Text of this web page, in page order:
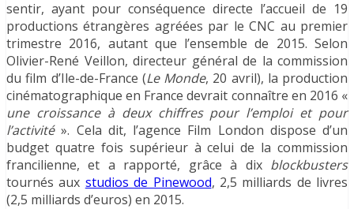
sentir, ayant pour conséquence directe l’accueil de 19
productions étrangères agréées par le CNC au premier
trimestre 2016, autant que l’ensemble de 2015. Selon
Olivier-René Veillon, directeur général de la commission
du film d’Ile-de-France (Le Monde, 20 avril), la production
cinématographique en France devrait connaître en 2016 «
une croissance à deux chiffres pour l’emploi et pour
l’activité». Cela dit, l’agence Film London dispose d’un
budget quatre fois supérieur à celui de la commission
francilienne, et a rapporté, grâce à dix blockbusters
tournés aux studios de Pinewood, 2,5 milliards de livres
(2,5 milliards d’euros) en 2015.